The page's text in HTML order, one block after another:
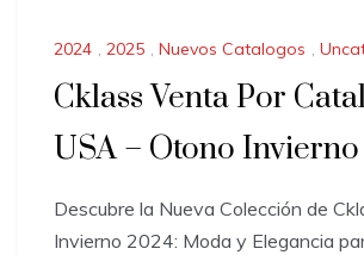
2024 , 2025 , Nuevos Catalogos ,
Cklass Venta Por
USA – Otono
Descubre la Nueva Colección de
Invierno 2024: Moda y Elegancia